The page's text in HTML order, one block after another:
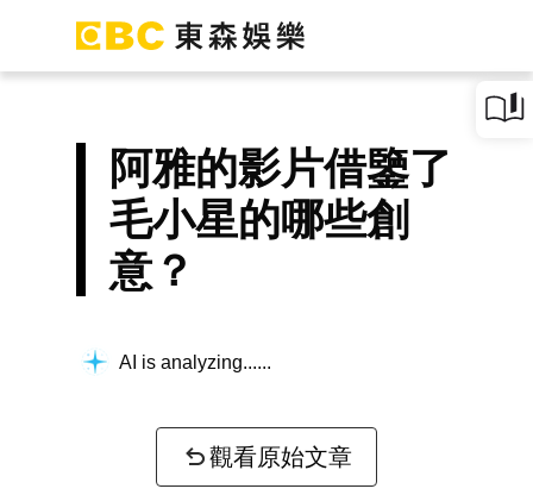
阿雅的影片借鑒了
毛小星的哪些創
意？
AI is analyzing...
觀看原始文章